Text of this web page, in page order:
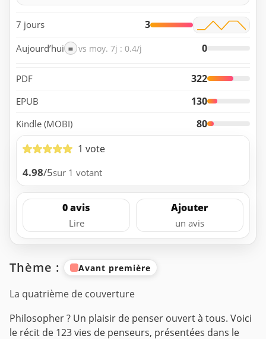
7 jours 3
Aujourd’hui = vs moy. 7j : 0.4/j 0
PDF 322
EPUB 130
Kindle (MOBI)
80
1 vote
4.98/5sur 1 votant
0 avis
Lire
Ajouter
un avis
Thème : Avant première
La quatrième de couverture
Philosopher ? Un plaisir de penser ouvert à tous. Voici
le récit de 123 vies de penseurs, présentées dans le